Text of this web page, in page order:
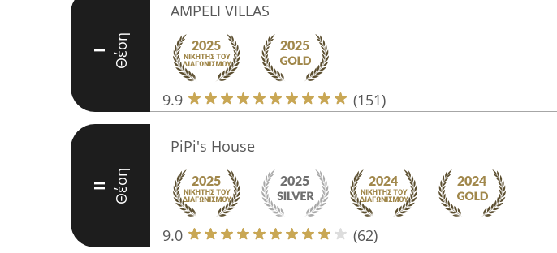
I Θέση
AMPELI VILLAS
9.9 (151)
II Θέση
PiPi's House
9.0 (62)